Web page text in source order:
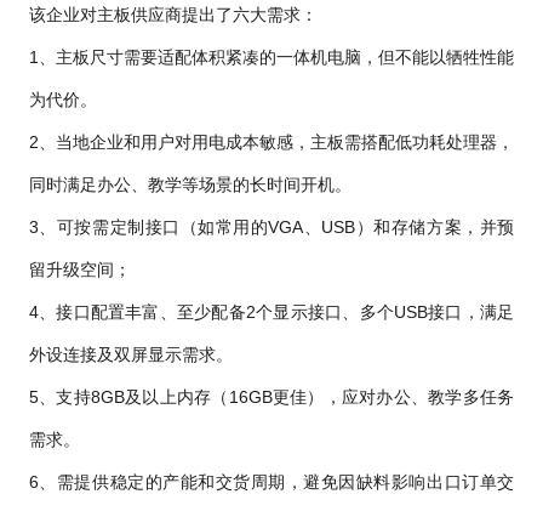
该企业对主板供应商提出了六大需求：
1、主板尺寸需要适配体积紧凑的一体机电脑，但不能以牺牲性能
为代价。
2、当地企业和用户对用电成本敏感，主板需搭配低功耗处理器，
同时满足办公、教学等场景的长时间开机。
3、可按需定制接口（如常用的VGA、USB）和存储方案，并预
留升级空间；
4、接口配置丰富、至少配备2个显示接口、多个USB接口，满足
外设连接及双屏显示需求。
5、支持8GB及以上内存（16GB更佳），应对办公、教学多任务
需求。
6、需提供稳定的产能和交货周期，避免因缺料影响出口订单交